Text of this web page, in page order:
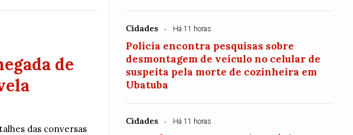
de
das conversas
Cidades Há 11 horas
Polícia encontra pesquisas sobre
desmontagem de veículo no celular de
suspeita pela morte de cozinheira em
Ubatuba
Cidades Há 11 horas